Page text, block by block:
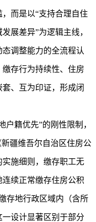
而是以“支持合理自住
展差异”为逻辑主线，
调整能力的全流程认
存行为持续性、住房
、互为印证，形成闭
籍优先”的刚性限制，
疆维吾尔自治区住房公
施细则，缴存职工无
续正常缴存住房公积
存地行政区域内（含所
设计显著区别于部分